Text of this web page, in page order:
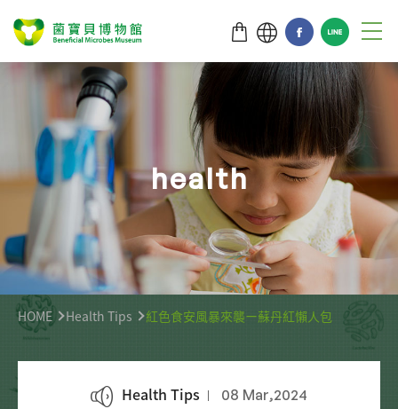
health
HOME Health Tips 紅色食安風暴來襲ー蘇丹紅懶人包
Health Tips 08 Mar,2024